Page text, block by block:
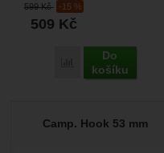
599Kč -15 %
509 Kč
Porovnat
Do
košíku
použít po spojení s lanyardem...
Camp. Hook 53 mm